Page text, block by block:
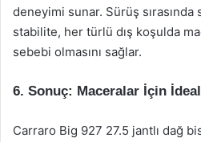
deneyimi sunar. Sürüş
stabilite, her türlü dış koşulda
sebebi olmasını sağlar.
6. Sonuç: Maceralar İçin
Carraro Big 927 27.5 jantlı dağ